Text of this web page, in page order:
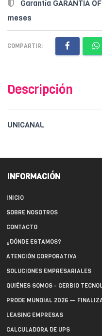
Garantía GARANTIA
meses
COMPARTIR:
Descripción
UNICANAL
INFORMACIÓN
INICIO
SOBRE NOSOTROS
CONTACTO
¿DÓNDE ESTAMOS?
ATENCIÓN CORPORATIVA
SOLUCIONES EMPRESARIALES
QUIÉNES SOMOS - GERBIO
PRODE MUNDIAL 2026 —
LEASING EMPRESAS
CALCULADORA DE UPS